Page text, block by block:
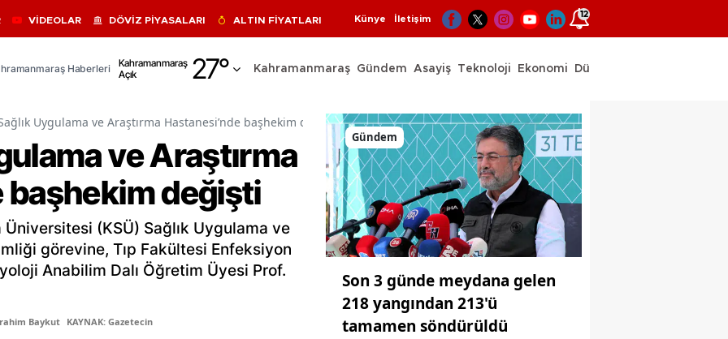
VİDEOLAR DÖVİZ PİYASALARI ALTIN FİYATLARI Künye İletişim 12
Haberleri
Kahramanmaraş
Açık
27°
Adıyaman
Afyonkarahisar
Ağrı
Amasya
Antalya
Artvin
Kahramanmaraş Gündem Asayiş Teknoloji Ekonomi Dünya
Uygulama ve Araştırma Hastanesi’nde başhekim değişti
ve Araştırma
başhekim değişti
(KSÜ) Sağlık Uygulama ve
görevine, Tıp Fakültesi Enfeksiyon
Anabilim Dalı Öğretim Üyesi Prof.
Baykut KAYNAK: Gazetecin
Gündem
Son 3 günde meydana gelen
218 yangından 213'ü
tamamen söndürüldü